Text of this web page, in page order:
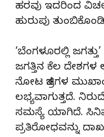
ಹರವು ಇದರಿಂದ
ಹುರುಪು
‘ಬೆಂಗಳೂರಲ್ಲಿ‌
ಜಗತ್ತಿನ ಕೆಲ
ನೋಟ ಚಿತ್ರಗಳ‌
ಲಭ್ಯವಾಗುತ್ತದೆ.
ಸಮಸ್ಯೆ ಯಾಗಿದೆ.
ಪ್ರತಿರೋಧವನ್ನು‌